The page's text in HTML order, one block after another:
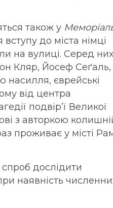
також у
до міста німці
на вулиці. Серед них
Кляр, Йосеф Сеґаль,
насилля, єврейські
від центра
подвір’ї Великої
з авторкою
проживає у місті
дослідити
наявність